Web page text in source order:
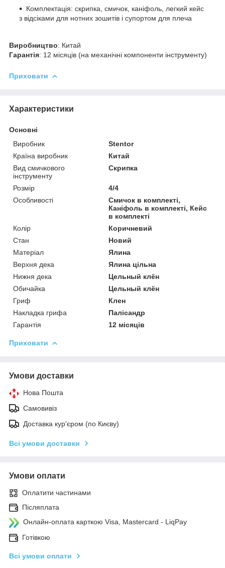
Комплектація: скрипка, смичок, каніфоль, легкий кейс
з відсіками для нотних зошитів і супортом для плеча
Виробництво: Китай
Гарантія: 12 місяців (на механічні компоненти інструменту)
Приховати
Характеристики
Основні
Виробник
Stentor
Країна виробник
Китай
Вид смичкового
інструменту
Скрипка
Розмір
4/4
Особливості
Смичок в комплекті,
Каніфоль в комплекті, Кейс
в комплекті
Колір
Коричневий
Стан
Новий
Матеріал
Ялина
Верхня дека
Ялина цільна
Нижня дека
Цельный клён
Обичайка
Цельный клён
Гриф
Клен
Накладка грифа
Палісандр
Гарантія
12 місяців
Приховати
Умови доставки
Нова Пошта
Самовивіз
Доставка кур'єром (по Києву)
Всі умови доставки
Умови оплати
Оплатити частинами
Післяплата
Онлайн-оплата карткою Visa, Mastercard - LiqPay
Готівкою
Всі умови оплати